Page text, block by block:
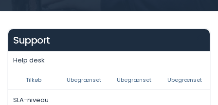
Support
Help desk
Tilkøb Ubegrænset Ubegrænset Ubegrænset
SLA-niveau